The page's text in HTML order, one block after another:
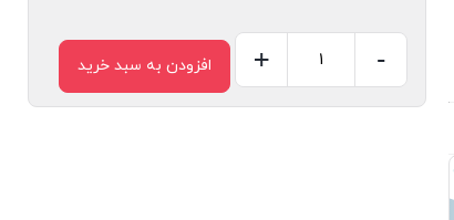
معدل
-
+ افزودن به سبد خرید